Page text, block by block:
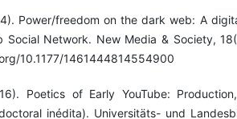
Power/freedom on the dark web: A
Social Network. New Media & Society,
10.1177/1461444814554900
Poetics of Early YouTube:
inédita). Universitäts- und